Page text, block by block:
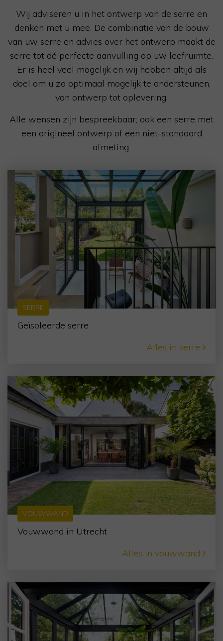
Wij adviseren u in het ontwerp van de serre en
denken met u mee. De combinatie van de bouw
van uw serre en advies over het ontwerp maakt de
serre tot dé perfecte aanvulling op uw leefruimte.
Er is heel veel mogelijk en wij hebben altijd als
doel om u zo optimaal mogelijk te ondersteunen,
van ontwerp tot oplevering.
Alle wensen zijn bespreekbaar; ook een serre met
een origineel ontwerp of een niet-standaard
afmeting.
SERRE
Geïsoleerde serre
Alles in serre
VOUWWAND
Vouwwand in Utrecht
Alles in vouwwand